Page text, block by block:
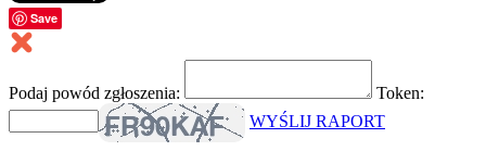
Save
Podaj powód zgłoszenia:
Token:
WYŚLIJ RAPORT